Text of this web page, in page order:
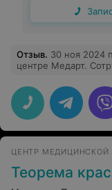
Отзыв. 30 ноя 2024
центре Медарт.
Юлия
ЦЕНТР МЕДИЦИНСКОЙ
Теорема